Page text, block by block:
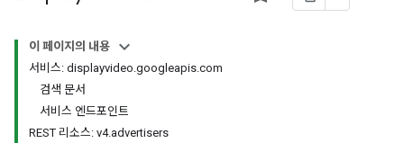
이 페이지의 내용
서비스: displayvideo.googleapis.com
검색 문서
서비스 엔드포인트
REST 리소스: v4.advertisers